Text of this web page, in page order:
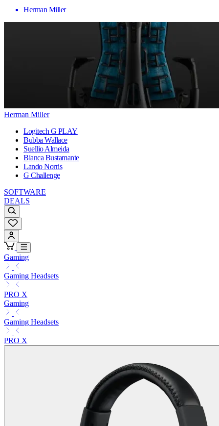
Herman Miller
Herman Miller
Logitech G PLAY
Bubba Wallace
Suellio Almeida
Bianca Bustamante
Lando Norris
G Challenge
SOFTWARE
DEALS
Gaming
Gaming Headsets
PRO X
Gaming
Gaming Headsets
PRO X